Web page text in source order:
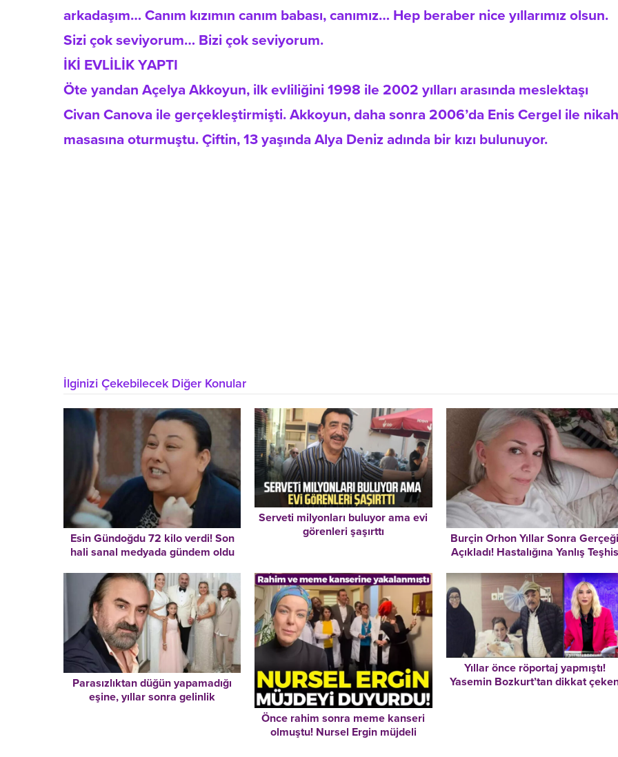
arkadaşım… Canım kızımın canım babası, canımız… Hep beraber nice yıllarımız olsun.
Sizi çok seviyorum… Bizi çok seviyorum.
İKİ EVLİLİK YAPTI
Öte yandan Açelya Akkoyun, ilk evliliğini 1998 ile 2002 yılları arasında meslektaşı
Civan Canova ile gerçekleştirmişti. Akkoyun, daha sonra 2006’da Enis Cergel ile nikah
masasına oturmuştu. Çiftin, 13 yaşında Alya Deniz adında bir kızı bulunuyor.
İlginizi Çekebilecek Diğer Konular
Esin Gündoğdu 72 kilo verdi! Son
hali sanal medyada gündem oldu
Serveti milyonları buluyor ama evi
görenleri şaşırttı
Burçin Orhon Yıllar Sonra
Açıkladı! Hastalığına Yanlış Teşhis
‘Alzheimer’ Teşhisi Kadar
Parasızlıktan düğün yapamadığı
eşine, yıllar sonra gelinlik
Önce rahim sonra meme kanseri
olmuştu! Nursel Ergin müjdeli
Yıllar önce röportaj yapmıştı!
Yasemin Bozkurt’tan dikkat